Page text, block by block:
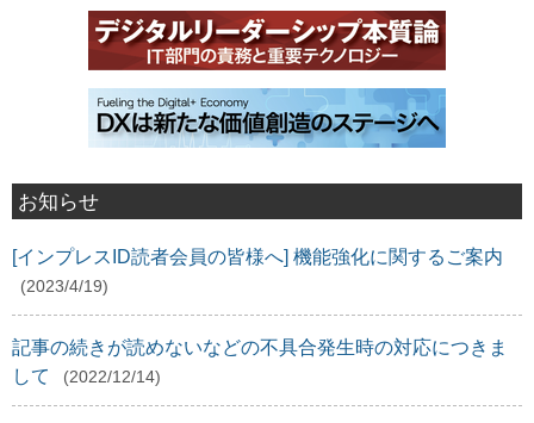
お知らせ
[インプレスID読者会員の皆様へ] 機能強化に関するご案内
(2023/4/19)
記事の続きが読めないなどの不具合発生時の対応につきま
して
(2022/12/14)